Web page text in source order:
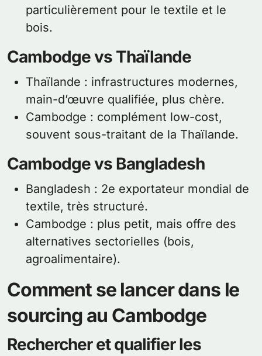
particulièrement pour le textile et le
bois.
Cambodge vs Thaïlande
Thaïlande : infrastructures modernes,
main-d’œuvre qualifiée, plus chère.
Cambodge : complément low-cost,
souvent sous-traitant de la Thaïlande.
Cambodge vs Bangladesh
Bangladesh : 2e exportateur mondial de
textile, très structuré.
Cambodge : plus petit, mais offre des
alternatives sectorielles (bois,
agroalimentaire).
Comment se lancer dans le
sourcing au Cambodge
Rechercher et qualifier les